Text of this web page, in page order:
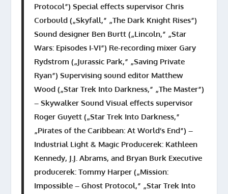
Protocol”) Special effects supervisor Chris
Corbould („Skyfall,” „The Dark Knight Rises”)
Sound designer Ben Burtt („Lincoln,” „Star
Wars: Episodes I-VI”) Re-recording mixer Gary
Rydstrom („Jurassic Park,” „Saving Private
Ryan”) Supervising sound editor Matthew
Wood („Star Trek Into Darkness,” „The Master”)
– Skywalker Sound Visual effects supervisor
Roger Guyett („Star Trek Into Darkness,”
„Pirates of the Caribbean: At World’s End”) –
Industrial Light & Magic Producerek: Kathleen
Kennedy, J.J. Abrams, and Bryan Burk Executive
producerek: Tommy Harper („Mission:
Impossible – Ghost Protocol,” „Star Trek Into